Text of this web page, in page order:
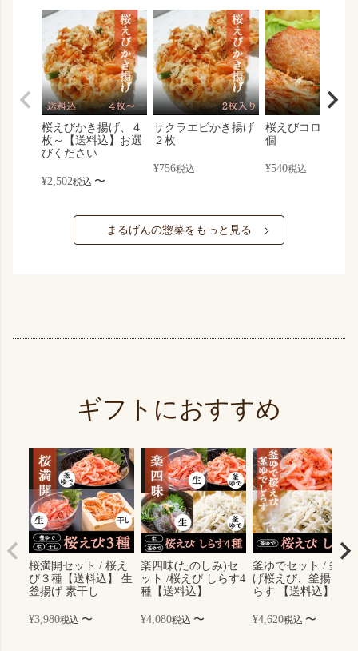
桜えびかき揚げ、４
枚～【送料込】お選
びください
¥2,502税込 〜
サクラエビかき揚げ
２枚
¥756税込
桜えびコロッケ×
個
¥540税込
まるげんの惣菜をもっと見る
ギフトにおすすめ
桜満開セット / 桜え
び３種【送料込】 生
釜揚げ 素干し
¥3,980税込 〜
楽四味(たのしみ)セ
ット /桜えび しらす4
種【送料込】
¥4,080税込 〜
釜ゆでセット / 釜揚
げ桜えび、釜揚げし
らす 【送料込】
¥4,620税込 〜